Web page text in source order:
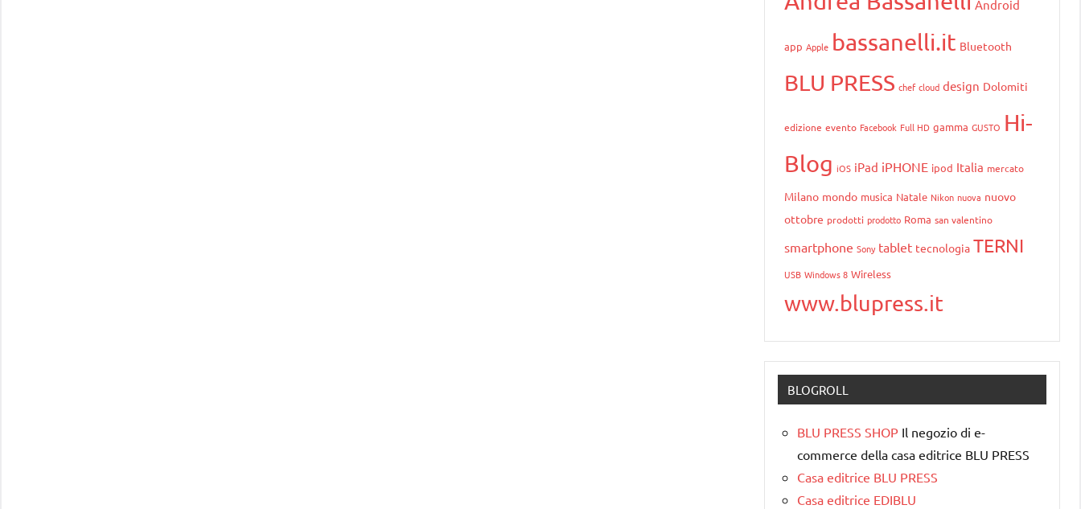
Android
app Apple bassanelli.it Bluetooth
BLU PRESS chef cloud design Dolomiti
edizione evento Facebook Full HD gamma GUSTO Hi-
Blog iOS iPad iPHONE ipod Italia mercato
Milano mondo musica Natale Nikon nuova nuovo
ottobre prodotti prodotto Roma san valentino
smartphone Sony tablet tecnologia TERNI
USB Windows 8 Wireless
www.blupress.it
BLOGROLL
BLU PRESS SHOP Il negozio di e-
commerce della casa editrice BLU PRESS
Casa editrice BLU PRESS
Casa editrice EDIBLU